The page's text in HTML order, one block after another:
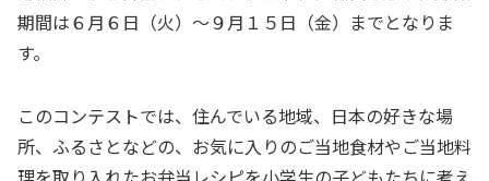
期間は６月６日（火）～９月１５日（金）までとなりま
す。
このコンテストでは、住んでいる地域、日本の好きな場
所、ふるさとなどの、お気に入りのご当地食材やご当地料